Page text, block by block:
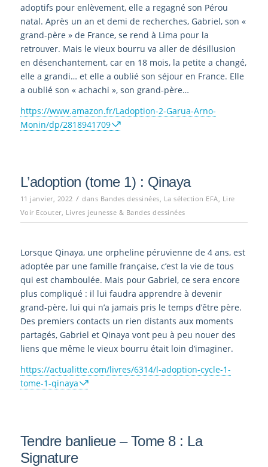
adoptifs pour enlèvement, elle a regagné son Pérou
natal. Après un an et demi de recherches, Gabriel, son «
grand-père » de France, se rend à Lima pour la
retrouver. Mais le vieux bourru va aller de désillusion
en désenchantement, car en 18 mois, la petite a changé,
elle a grandi… et elle a oublié son séjour en France. Elle
a oublié son « achachi », son grand-père…
https://www.amazon.fr/Ladoption-2-Garua-Arno-
Monin/dp/2818941709
L’adoption (tome 1) : Qinaya
11 janvier, 2022 / dans Bandes dessinées, La sélection EFA, Lire
Voir Ecouter, Livres jeunesse & Bandes dessinées
Lorsque Qinaya, une orpheline péruvienne de 4 ans, est
adoptée par une famille française, c’est la vie de tous
qui est chamboulée. Mais pour Gabriel, ce sera encore
plus compliqué : il lui faudra apprendre à devenir
grand-père, lui qui n’a jamais pris le temps d’être père.
Des premiers contacts un rien distants aux moments
partagés, Gabriel et Qinaya vont peu à peu nouer des
liens que même le vieux bourru était loin d’imaginer.
https://actualitte.com/livres/6314/l-adoption-cycle-1-
tome-1-qinaya
Tendre banlieue – Tome 8 : La
Signature